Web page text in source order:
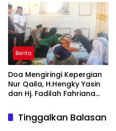
Takalar Menyalakan
Lentera Pengabdian
Melalui Malam Apresiasi
dan Inovasi Award 2026
Berita
Doa Mengiringi Kepergian
Nur Qaila, H.Hengky Yasin
dan Hj. Fadilah Fahriana
Keluarga
Tinggalkan Balasan